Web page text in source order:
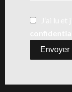
Envoyer